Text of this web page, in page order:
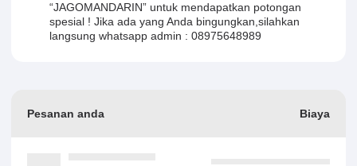
“JAGOMANDARIN” untuk mendapatkan potongan
spesial ! Jika ada yang Anda bingungkan,silahkan
langsung whatsapp admin : 08975648989
Pesanan anda Biaya